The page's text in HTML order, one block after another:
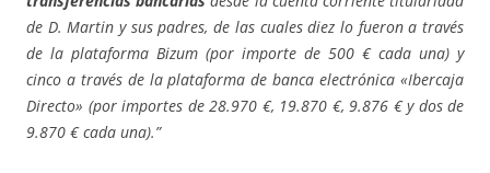
de D. Martin y sus padres, de las cuales diez lo fueron a través
de la plataforma Bizum (por importe de 500 € cada una) y
cinco a través de la plataforma de banca electrónica «Ibercaja
Directo» (por importes de 28.970 €, 19.870 €, 9.876 € y dos de
9.870 € cada una).”